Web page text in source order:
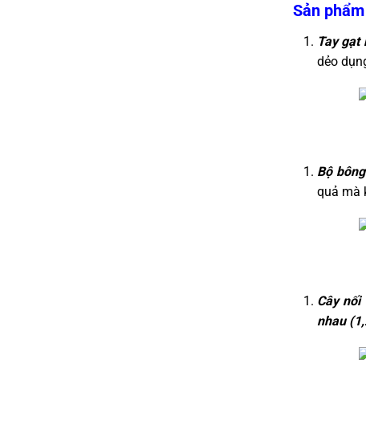
Sản
Tay gạt
dẻo
Bộ
quả mà
Cây
nhau